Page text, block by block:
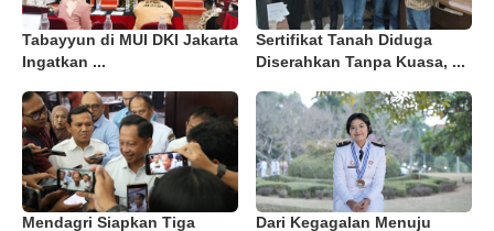
Tabayyun di MUI DKI Jakarta
Ingatkan ...
Sertifikat Tanah Diduga
Diserahkan Tanpa Kuasa, ...
Mendagri Siapkan Tiga Dari Kegagalan Menuju